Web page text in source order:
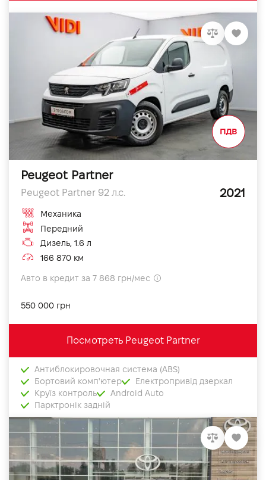
Peugeot Partner
Peugeot Partner 92 л.с. 2021
Механика
Передний
Дизель, 1.6 л
166 870 км
Авто в кредит за 7 868 грн/мес
550 000 грн
Посмотреть Peugeot Partner
Антиблокировочная система (ABS)
Бортовий комп'ютер
Електропривід дзеркал
Круїз контроль
Android Auto
Парктронік задній